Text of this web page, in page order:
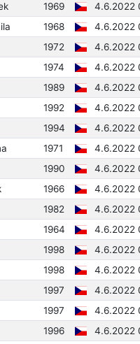
1969
4.6.2022
1968
4.6.2022
1972
4.6.2022
1974
4.6.2022
1989
4.6.2022
1992
4.6.2022
1994
4.6.2022
1971
4.6.2022
1990
4.6.2022
1966
4.6.2022
1982
4.6.2022
1964
4.6.2022
1998
4.6.2022
1998
4.6.2022
1997
4.6.2022
1997
4.6.2022
1996
4.6.2022